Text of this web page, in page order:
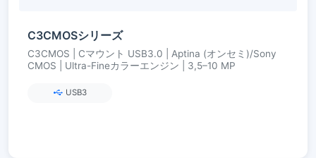
C3CMOSシリーズ
C3CMOS | Cマウント USB3.0 | Aptina (オンセミ)/Sony
CMOS | Ultra-Fineカラーエンジン | 3,5–10 MP
USB3